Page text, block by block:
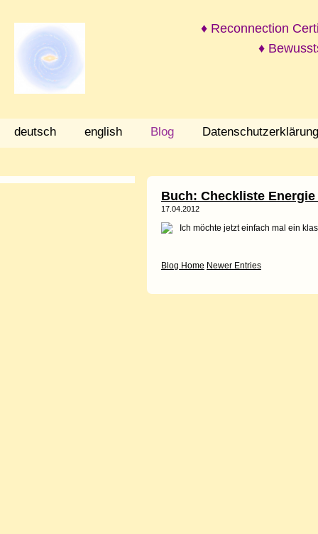
♦ Reconnection
♦
deutsch english Blog Datenschutzerklärung
Buch: Checkliste
17.04.2012
Ich möchte jetzt einfach mal ein
Blog Home Newer Entries